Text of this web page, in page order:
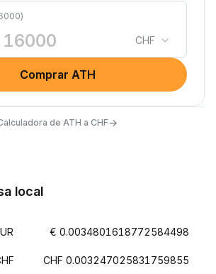
CHF
Comprar ATH
de ATH a CHF→
local
€ 0.0034801618772584498
CHF 0.003247025831759855